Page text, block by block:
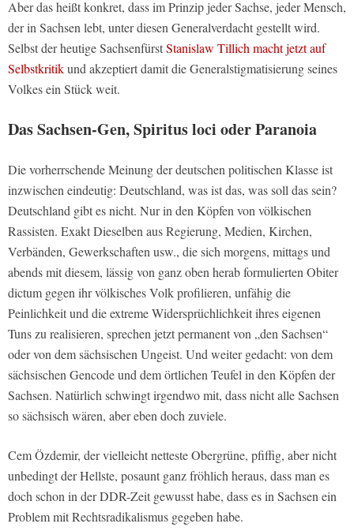
Aber das heißt konkret, dass im Prinzip jeder Sachse, jeder Mensch,
der in Sachsen lebt, unter diesen Generalverdacht gestellt wird.
Selbst der heutige SachsenfürstStanislaw Tillich macht jetzt auf
Selbstkritikund akzeptiert damit die Generalstigmatisierung seines
Volkes ein Stück weit.
Das Sachsen-Gen, Spiritus loci oder Paranoia
Die vorherrschende Meinung der deutschen politischen Klasse ist
inzwischen eindeutig: Deutschland, was ist das, was soll das sein?
Deutschland gibt es nicht. Nur in den Köpfen von völkischen
Rassisten. Exakt Dieselben aus Regierung, Medien, Kirchen,
Verbänden, Gewerkschaften usw., die sich morgens, mittags und
abends mit diesem, lässig von ganz oben herab formulierten Obiter
dictum gegen ihr völkisches Volk profilieren, unfähig die
Peinlichkeit und die extreme Widersprüchlichkeit ihres eigenen
Tuns zu realisieren, sprechen jetzt permanent von „den Sachsen“
oder von dem sächsischen Ungeist. Und weiter gedacht: von dem
sächsischen Gencode und dem örtlichen Teufel in den Köpfen der
Sachsen. Natürlich schwingt irgendwo mit, dass nicht alle Sachsen
so sächsisch wären, aber eben doch zuviele.
Cem Özdemir, der vielleicht netteste Obergrüne, pfiffig, aber nicht
unbedingt der Hellste, posaunt ganz fröhlich heraus, dass man es
doch schon in der DDR-Zeit gewusst habe, dass es in Sachsen ein
Problem mit Rechtsradikalismus gegeben habe.